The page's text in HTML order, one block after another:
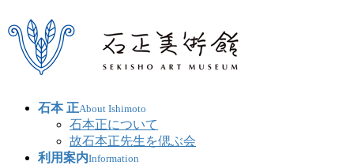
石本 正About Ishimoto
石本正について
故石本正先生を偲ぶ会
利用案内Information